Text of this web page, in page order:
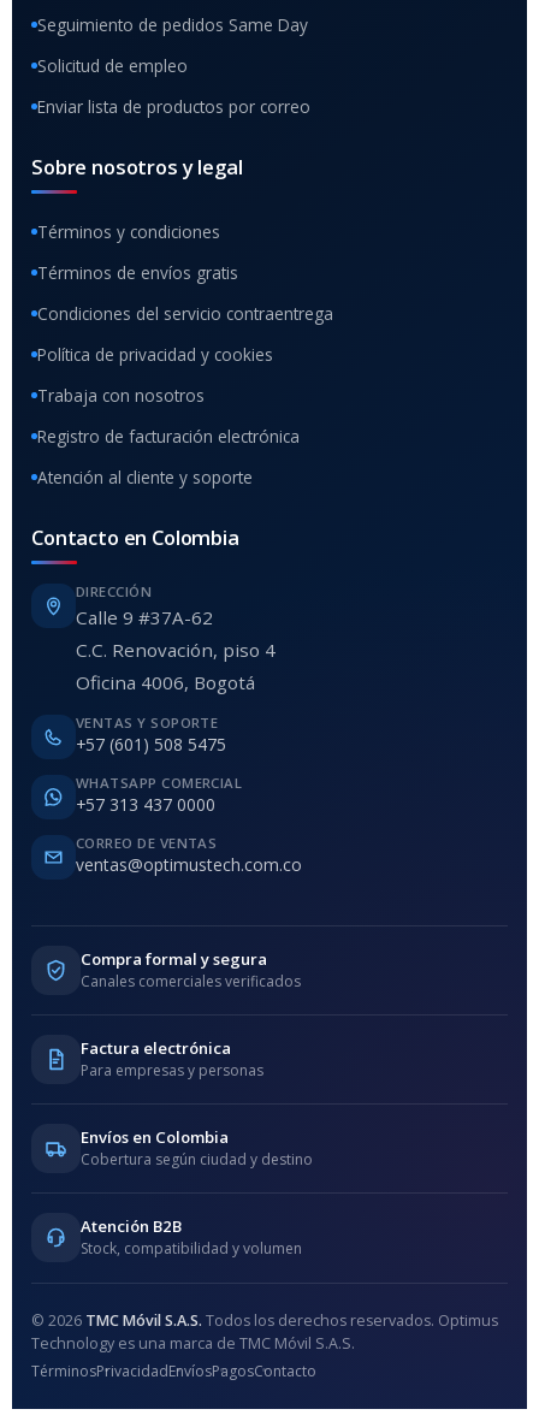
Seguimiento de pedidos Same Day
Solicitud de empleo
Enviar lista de productos por correo
Sobre nosotros y legal
Términos y condiciones
Términos de envíos gratis
Condiciones del servicio contraentrega
Política de privacidad y cookies
Trabaja con nosotros
Registro de facturación electrónica
Atención al cliente y soporte
Contacto en Colombia
DIRECCIÓN
Calle 9 #37A-62
C.C. Renovación, piso 4
Oficina 4006, Bogotá
VENTAS Y SOPORTE
+57 (601) 508 5475
WHATSAPP COMERCIAL
+57 313 437 0000
CORREO DE VENTAS
ventas@optimustech.com.co
Compra formal y segura
Canales comerciales verificados
Factura electrónica
Para empresas y personas
Envíos en Colombia
Cobertura según ciudad y destino
Atención B2B
Stock, compatibilidad y volumen
© 2026 TMC Móvil S.A.S. Todos los derechos reservados. Optimus
Technology es una marca de TMC Móvil S.A.S.
TérminosPrivacidadEnvíosPagosContacto